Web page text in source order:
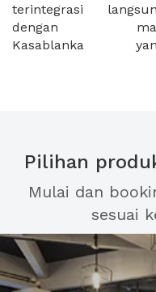
terintegrasi
dengan
Kasablanka
seperti Kuningan
Pilihan
Mulai dan
sesuai